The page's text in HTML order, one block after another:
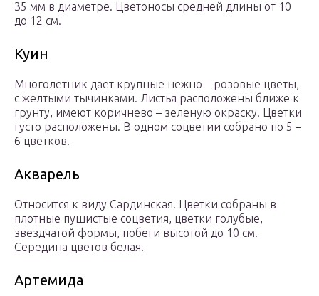
35 мм в диаметре. Цветоносы средней длины от 10
до 12 см.
Куин
Многолетник дает крупные нежно – розовые цветы,
с желтыми тычинками. Листья расположены ближе к
грунту, имеют коричнево – зеленую окраску. Цветки
густо расположены. В одном соцветии собрано по 5 –
6 цветков.
Акварель
Относится к виду Сардинская. Цветки собраны в
плотные пушистые соцветия, цветки голубые,
звездчатой формы, побеги высотой до 10 см.
Середина цветов белая.
Артемида